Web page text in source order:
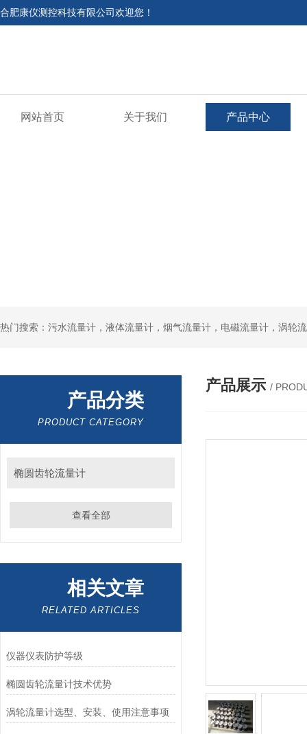
合肥康仪测控科技有限公司欢迎您！
网站首页 关于我们 产品中心
产品分类
PRODUCT CATEGORY
椭圆齿轮流量计
查看全部
相关文章
RELATED ARTICLES
仪器仪表防护等级
椭圆齿轮流量计技术优势
涡轮流量计选型、安装、使用注意事项
产品展示 /